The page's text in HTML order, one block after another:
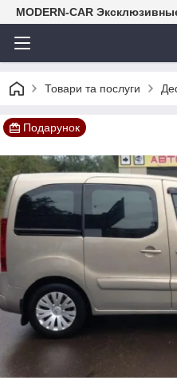
MODERN-CAR
Товари та послуги
Подарунок